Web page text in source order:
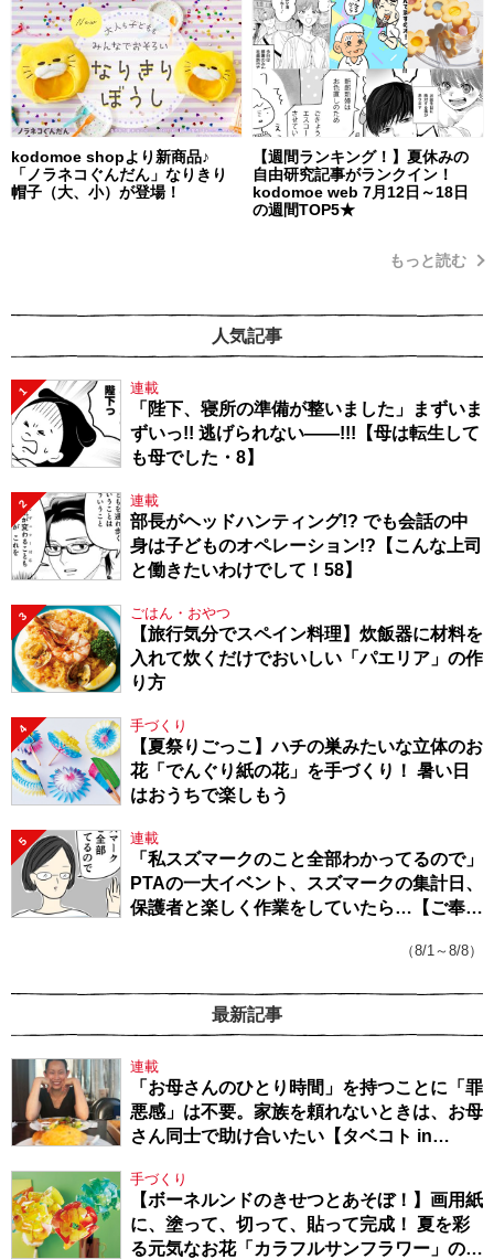
kodomoe shopより新商品♪
「ノラネコぐんだん」なりきり
帽子（大、小）が登場！
【週間ランキング！】夏休みの
自由研究記事がランクイン！
kodomoe web 7月12日～18日
の週間TOP5★
もっと読む
人気記事
1 連載
「陛下、寝所の準備が整いました」まずいま
ずいっ!! 逃げられない――!!!【母は転生して
も母でした・8】
2 連載
部長がヘッドハンティング!? でも会話の中
身は子どものオペレーション!?【こんな上司
と働きたいわけでして！58】
3 ごはん・おやつ
【旅行気分でスペイン料理】炊飯器に材料を
入れて炊くだけでおいしい「パエリア」の作
り方
4 手づくり
【夏祭りごっこ】ハチの巣みたいな立体のお
花「でんぐり紙の花」を手づくり！ 暑い日
はおうちで楽しもう
5 連載
「私スズマークのこと全部わかってるので」
PTAの一大イベント、スズマークの集計日、
保護者と楽しく作業をしていたら…【ご奉仕
（8/1～8/8）
最新記事
連載
「お母さんのひとり時間」を持つことに「罪
悪感」は不要。家族を頼れないときは、お母
さん同士で助け合いたい【タベコト in
手づくり
【ボーネルンドのきせつとあそぼ！】画用紙
に、塗って、切って、貼って完成！ 夏を彩
る元気なお花「カラフルサンフラワー」の作